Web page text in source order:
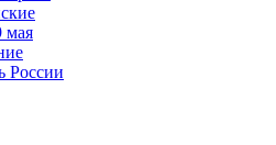
мая
России